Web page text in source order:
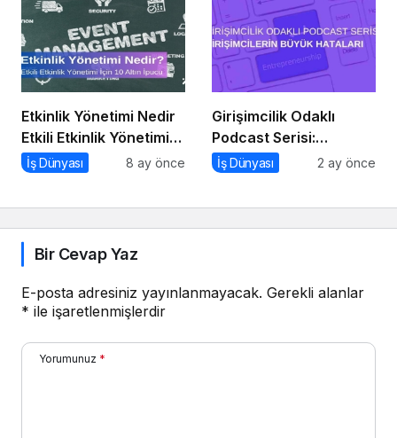
Etkinlik Yönetimi Nedir
Etkili Etkinlik Yönetimi
İçin 10 Altın İpucu
İş Dünyası 8 ay önce
Girişimcilik Odaklı
Podcast Serisi:
Girişimcilerin Büyük
İş Dünyası 2 ay önce
Bir Cevap Yaz
E-posta adresiniz yayınlanmayacak. Gerekli alanlar
* ile işaretlenmişlerdir
Yorumunuz *